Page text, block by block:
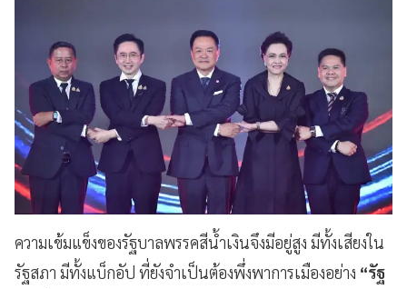
ความเข้มแข็งของรัฐบาลพรรคสีน้ำเงินจึงมีอยู่สูง มีทั้งเสียงใน
รัฐสภา มีทั้งแบ็กอัป ที่ยังจำเป็นต้องพึ่งพาการเมืองอย่าง “รัฐ